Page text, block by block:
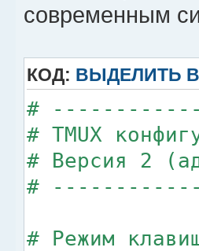
современным
КОД: ВЫДЕЛИТЬ
#
# TMUX
# Версия 2
#
# Режим